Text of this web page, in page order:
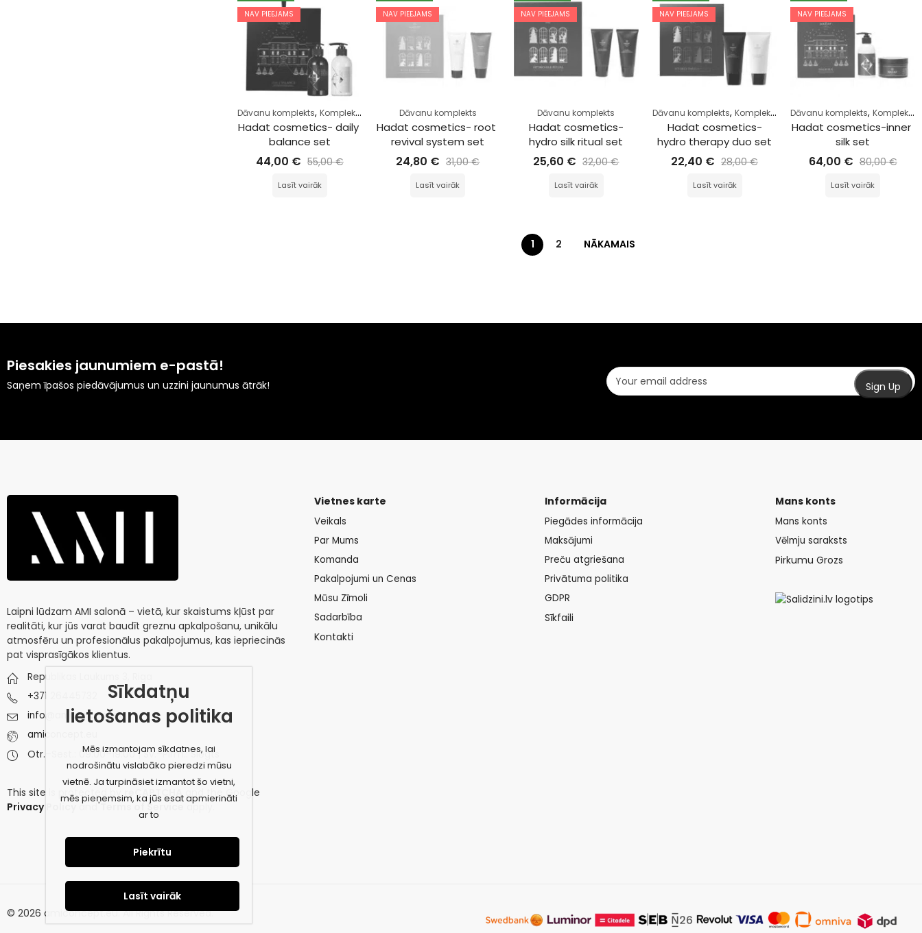
NAV PIEEJAMS
Dāvanu komplekts, Komplekts
Hadat cosmetics- daily
balance set
44,00 € 55,00€
Lasīt vairāk
NAV PIEEJAMS
Dāvanu komplekts
Hadat cosmetics- root
revival system set
24,80 € 31,00€
Lasīt vairāk
NAV PIEEJAMS
Dāvanu komplekts
Hadat cosmetics-
hydro silk ritual set
25,60 € 32,00€
Lasīt vairāk
NAV PIEEJAMS
Dāvanu komplekts, Komplekts
Hadat cosmetics-
hydro therapy duo set
22,40 € 28,00€
Lasīt vairāk
NAV PIEEJAMS
Dāvanu komplekts,Komplekts
Hadat cosmetics-inner
silk set
64,00 € 80,00€
Lasīt vairāk
1 2 NĀKAMAIS
Piesakies jaunumiem e-pastā!
Saņem īpašos piedāvājumus un uzzini jaunumus ātrāk!
Laipni lūdzam AMI salonā – vietā, kur skaistums kļūst par
realitāti, kur jūs varat baudīt greznu apkalpošanu, unikālu
atmosfēru un profesionālus pakalpojumus, kas iepriecinās
pat visprasīgākos klientus.
Republikas Laukums 3, Riga
+371 26445732
info@amiconcept.eu
amiconcept.eu
Otr.–Sest.: 09:00–19:00 | Sv.–Pirm.: Slēgts
This site is protected by reCAPTCHA and the Google
Privacy Policy
and Terms of Service apply.
Vietnes karte
Veikals
Par Mums
Komanda
Pakalpojumi un Cenas
Mūsu Zīmoli
Sadarbība
Kontakti
Informācija
Piegādes informācija
Maksājumi
Preču atgriešana
Privātuma politika
GDPR
Sīkfaili
Mans konts
Mans konts
Vēlmju saraksts
Pirkumu Grozs
© 2026 amiconcept.eu. All Rights Reserved.
Sīkdatņu
lietošanas politika
Mēs izmantojam sīkdatnes, lai
nodrošinātu vislabāko pieredzi mūsu
vietnē. Ja turpināsiet izmantot šo vietni,
mēs pieņemsim, ka jūs esat apmierināti
ar to
Piekrītu
Lasīt vairāk